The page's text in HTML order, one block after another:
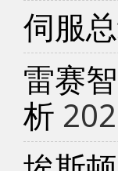
伺服
雷赛
析